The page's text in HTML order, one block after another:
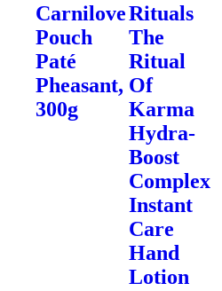
Carnilove
Pouch
Paté
Pheasant,
300g
Rituals
The
Ritual
Of
Karma
Hydra-
Boost
Complex
Instant
Care
Hand
Lotion